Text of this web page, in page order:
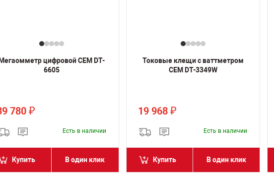
цифровой CEM DT-
6605
780 ₽
Есть в наличии
Купить В один клик
Токовые клещи с ваттметром
CEM DT-3349W
19 968 ₽
Есть в наличии
Купить В один клик